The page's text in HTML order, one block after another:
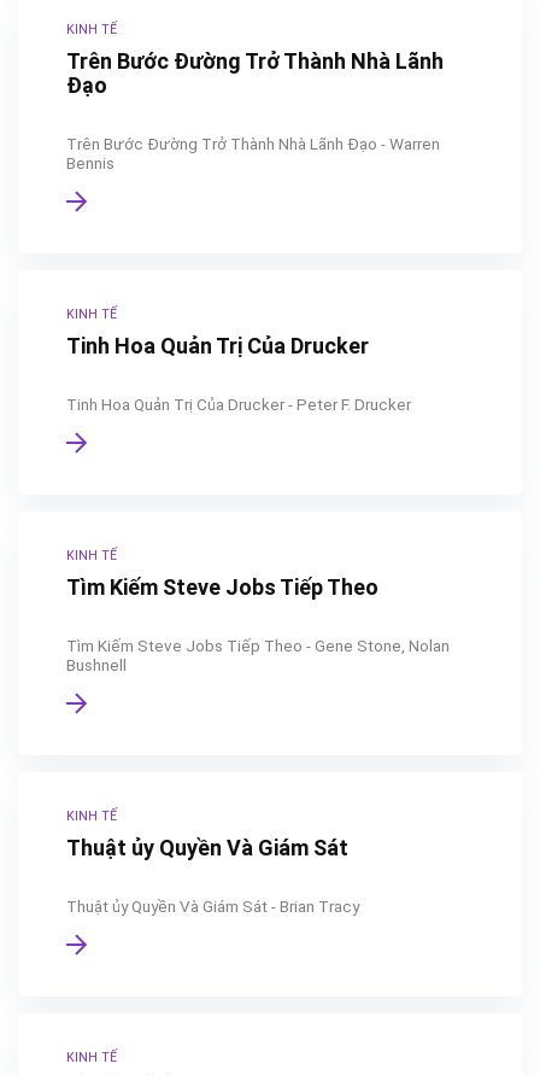
KINH TẾ
Trên Bước Đường Trở Thành Nhà Lãnh
Đạo
Trên Bước Đường Trở Thành Nhà Lãnh Đạo - Warren
Bennis
KINH TẾ
Tinh Hoa Quản Trị Của Drucker
Tinh Hoa Quản Trị Của Drucker - Peter F. Drucker
KINH TẾ
Tìm Kiếm Steve Jobs Tiếp Theo
Tìm Kiếm Steve Jobs Tiếp Theo - Gene Stone, Nolan
Bushnell
KINH TẾ
Thuật ủy Quyền Và Giám Sát
Thuật ủy Quyền Và Giám Sát - Brian Tracy
KINH TẾ